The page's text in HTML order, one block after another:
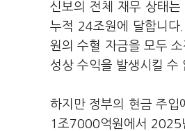
신보의 전체 재무 상태
누적 24조원에 달합니
원의 수혈 자금을 모두
성상 수익을 발생시킬 수
하지만 정부의 현금 주입
1조7000억원에서 2025